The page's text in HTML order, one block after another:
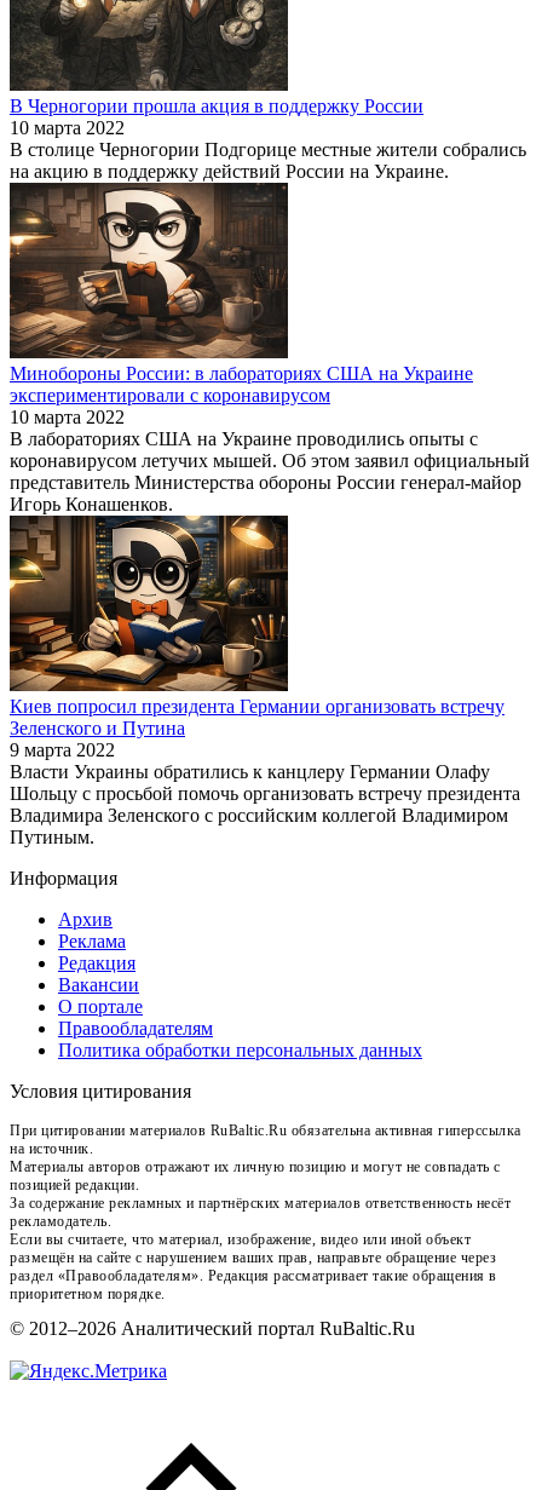
В Черногории прошла акция в поддержку России
10 марта 2022
В столице Черногории Подгорице местные жители собрались
на акцию в поддержку действий России на Украине.
Минобороны России: в лабораториях США на Украине
экспериментировали с коронавирусом
10 марта 2022
В лабораториях США на Украине проводились опыты с
коронавирусом летучих мышей. Об этом заявил официальный
представитель Министерства обороны России генерал-майор
Игорь Конашенков.
Киев попросил президента Германии организовать встречу
Зеленского и Путина
9 марта 2022
Власти Украины обратились к канцлеру Германии Олафу
Шольцу с просьбой помочь организовать встречу президента
Владимира Зеленского с российским коллегой Владимиром
Путиным.
Информация
Архив
Реклама
Редакция
Вакансии
О портале
Правообладателям
Политика обработки персональных данных
Условия цитирования
При цитировании материалов RuBaltic.Ru обязательна активная гиперссылка
на источник.
Материалы авторов отражают их личную позицию и могут не совпадать с
позицией редакции.
За содержание рекламных и партнёрских материалов ответственность несёт
рекламодатель.
Если вы считаете, что материал, изображение, видео или иной объект
размещён на сайте с нарушением ваших прав, направьте обращение через
раздел «Правообладателям». Редакция рассматривает такие обращения в
приоритетном порядке.
© 2012–2026 Аналитический портал RuBaltic.Ru